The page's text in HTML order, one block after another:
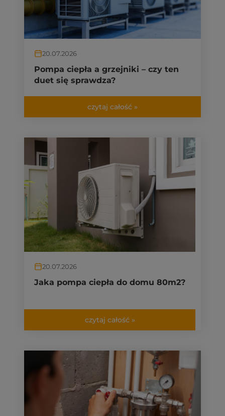
20.07.2026
Pompa ciepła a grzejniki – czy ten
duet się sprawdza?
czytaj całość »
20.07.2026
Jaka pompa ciepła do domu 80m2?
czytaj całość »